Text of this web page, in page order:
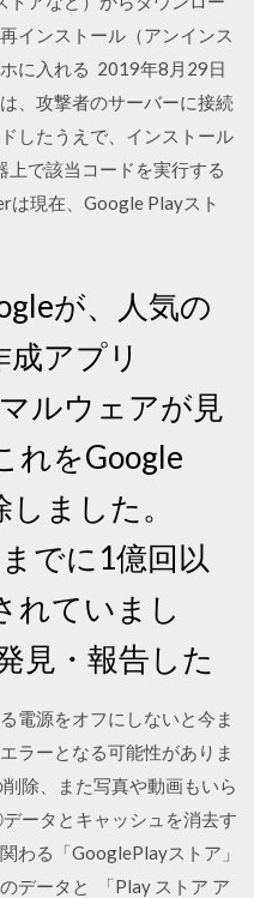
インストール（アンインス
に入れる 2019年8月29日
、攻撃者のサーバーに接続
したうえで、インストール
上で該当コードを実行する
は現在、Google Playスト
が、人気の
成アプリ
マルウェアが見
れをGoogle
ました。
でに1億回以
れていまし
見・報告した
電源をオフにしないと今ま
ラーとなる可能性がありま
除、また写真や動画もいら
ータとキャッシュを消去す
わる「GooglePlayストア」
データと 「Play ストア ア